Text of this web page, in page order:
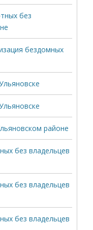
без
бездомных
районе
без владельцев
без владельцев
без владельцев